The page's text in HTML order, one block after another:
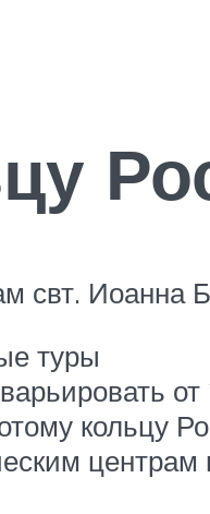
свт. Иоанна
туры
кольцу